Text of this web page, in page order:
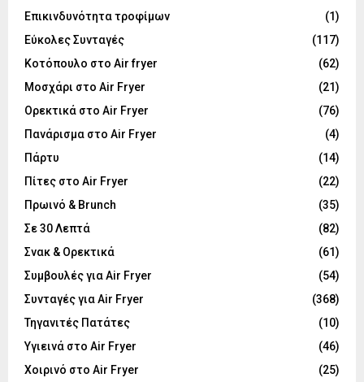
Επικινδυνότητα τροφίμων
(1)
Εύκολες Συνταγές
(117)
Κοτόπουλο στο Air fryer
(62)
Μοσχάρι στο Air Fryer
(21)
Ορεκτικά στο Air Fryer
(76)
Πανάρισμα στο Air Fryer
(4)
Πάρτυ
(14)
Πίτες στο Air Fryer
(22)
Πρωινό & Brunch
(35)
Σε 30 Λεπτά
(82)
Σνακ & Ορεκτικά
(61)
Συμβουλές για Air Fryer
(54)
Συνταγές για Air Fryer
(368)
Τηγανιτές Πατάτες
(10)
Υγιεινά στο Air Fryer
(46)
Χοιρινό στο Air Fryer
(25)